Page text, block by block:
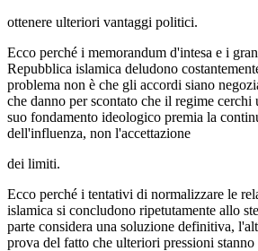
ottenere ulteriori vantaggi politici.
Ecco perché i memorandum d'intesa e i
Repubblica islamica deludono
problema non è che gli accordi siano
che danno per scontato che il regime
suo fondamento ideologico premia la
dell'influenza, non l'accettazione
dei limiti.
Ecco perché i tentativi di normalizzare le
islamica si concludono ripetutamente allo
parte considera una soluzione definitiva,
prova del fatto che ulteriori pressioni